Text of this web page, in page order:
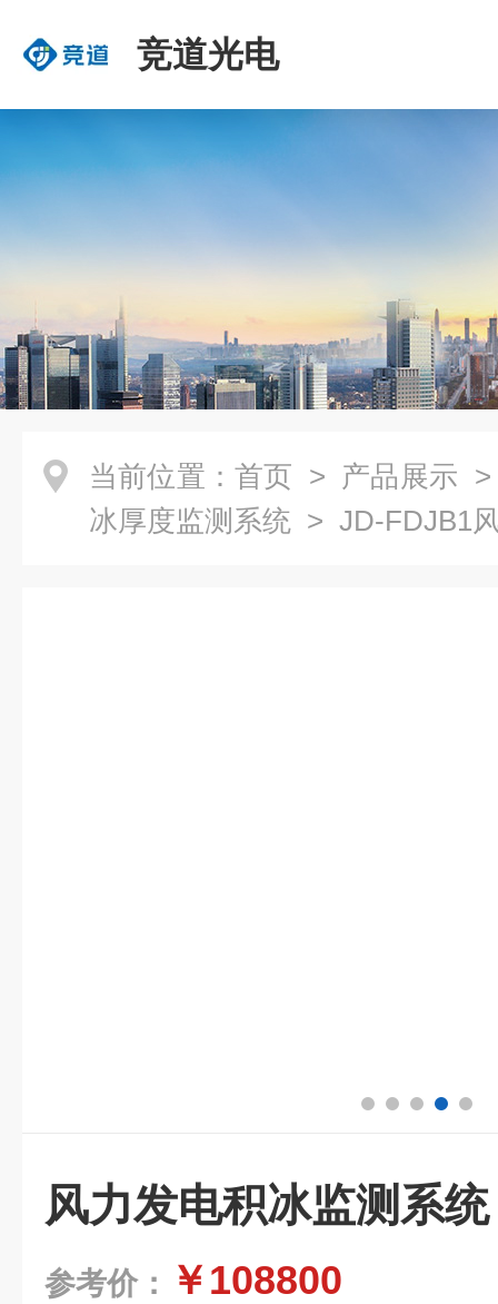
竞道光电
当前位置： 首页 > 产品展示
冰厚度监测系统 > JD-FDJB1
风力发电积冰监测系统
参考价： ￥108800